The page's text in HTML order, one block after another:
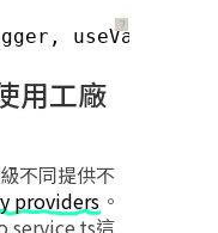
？
useValue:
用工廠
不同提供不
providers 。
這